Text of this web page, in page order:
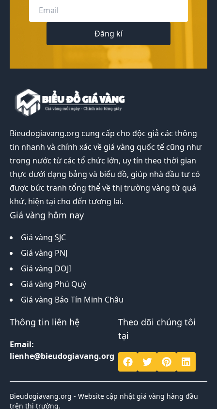
Đăng kí
Bieudogiavang.org cung cấp cho độc giả các thông
tin nhanh và chính xác về giá vàng quốc tế cũng như
trong nước từ các tổ chức lớn, uy tín theo thời gian
thực dưới dạng bảng và biểu đồ, giúp nhà đầu tư có
được bức tranh tổng thể về thị trường vàng từ quá
khứ, hiện tại cho đến tương lai.
Giá vàng hôm nay
Giá vàng SJC
Giá vàng PNJ
Giá vàng DOJI
Giá vàng Phú Quý
Giá vàng Bảo Tín Minh Châu
Thông tin liên hệ
Email:
lienhe@bieudogiavang.org
Theo dõi chúng tôi
tại
Bieudogiavang.org - Website cập nhật giá vàng hàng đầu
trên thị trường.